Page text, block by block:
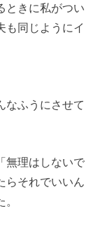
ときに私がつい
も同じようにイ
なふうにさせて
無理はしないで
らそれでいいん